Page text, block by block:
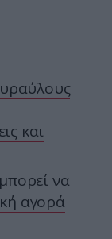
και
να
αγορά